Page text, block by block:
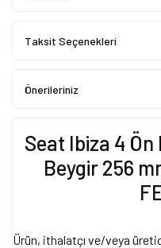
Taksit Seçenekleri
Önerileriniz
Seat Ibiza 4 Ön
Beygir 256
Ürün, ithalatçı ve/veya